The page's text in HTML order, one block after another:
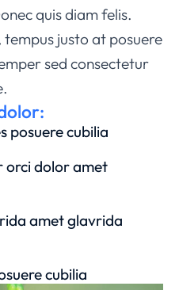
quis diam felis.
justo at posuere
sed consectetur
posuere cubilia
orci dolor amet
amet glavrida
cubilia